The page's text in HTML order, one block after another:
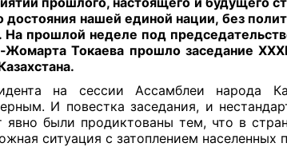
нашей единой нации, без
прошлой неделе под
Жомарта Токаева прошло заседание
.
на сессии Ассамблеи народа
И повестка заседания, и
были продиктованы тем, что в
ситуация с затоплением населенных